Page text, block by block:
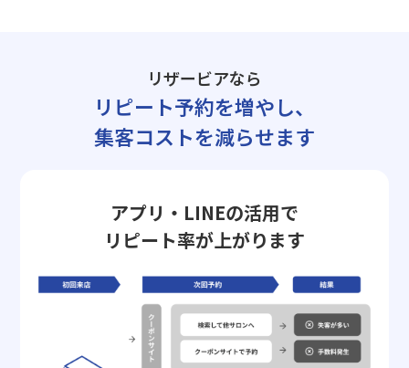
リザービアなら
リピート予約を増やし、
集客コストを減らせます
アプリ・LINEの活用で
リピート率が上がります